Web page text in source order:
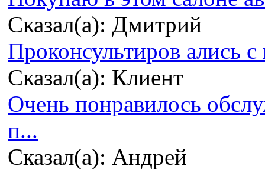
Сказал(а): Дмитрий
Проконсультиров ались
Сказал(а): Клиент
Очень понравилось
п...
Сказал(а): Андрей